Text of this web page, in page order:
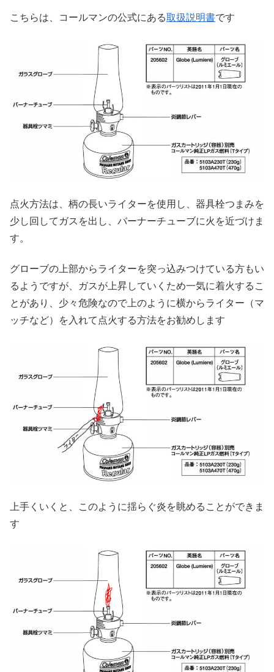
こちらは、コールマンの公式にある取扱説明書です
点火方法は、柄の長いライターを使用し、器具栓つまみを
少し回してガスを出し、バーナーチューブに火を近づけま
す。
グローブの上部からライターを突っ込みつけている方もい
るようですが、ガスが上昇していくため一気に着火するこ
とがあり、少々危険なので上のように横からライター（マ
ッチなど）を入れて点火する方法をお勧めします
上手くいくと、このように揺らぐ炎を眺めることができま
す